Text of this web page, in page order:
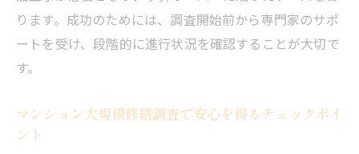
ります。成功のためには、調査開始前から専門家のサポ
ートを受け、段階的に進行状況を確認することが大切で
す。
マンション大規模修繕調査で安心を得るチェックポイ
ント